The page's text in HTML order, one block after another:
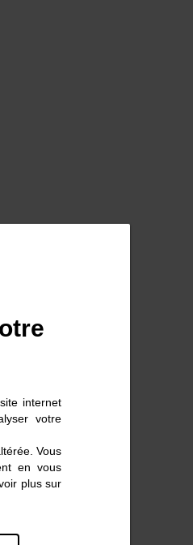
internet
votre
Vous
en vous
plus sur